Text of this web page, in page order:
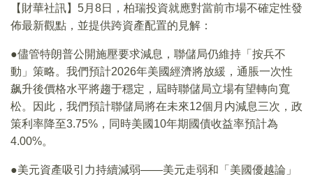
【財華社訊】5月8日，柏瑞投資就應對當前市場不確定性發
佈最新觀點，並提供跨資產配置的見解：
●儘管特朗普公開施壓要求減息，聯儲局仍維持「按兵不
動」策略。我們預計2026年美國經濟將放緩，通脹一次性
飙升後價格水平將趨于穩定，屆時聯儲局立場有望轉向寬
松。因此，我們預計聯儲局將在未來12個月内減息三次，政
策利率降至3.75%，同時美國10年期國債收益率預計為
4.00%。
●美元資產吸引力持續減弱——美元走弱和「美國優越論」